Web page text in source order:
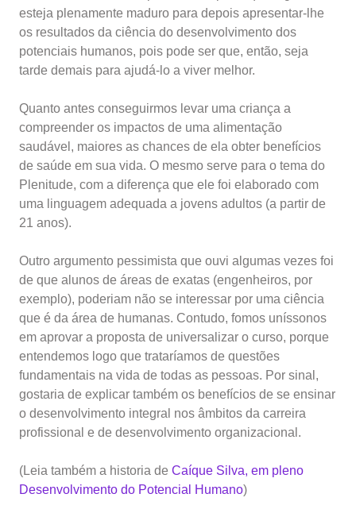
esteja plenamente maduro para depois apresentar-lhe
os resultados da ciência do desenvolvimento dos
potenciais humanos, pois pode ser que, então, seja
tarde demais para ajudá-lo a viver melhor.
Quanto antes conseguirmos levar uma criança a
compreender os impactos de uma alimentação
saudável, maiores as chances de ela obter benefícios
de saúde em sua vida. O mesmo serve para o tema do
Plenitude, com a diferença que ele foi elaborado com
uma linguagem adequada a jovens adultos (a partir de
21 anos).
Outro argumento pessimista que ouvi algumas vezes foi
de que alunos de áreas de exatas (engenheiros, por
exemplo), poderiam não se interessar por uma ciência
que é da área de humanas. Contudo, fomos uníssonos
em aprovar a proposta de universalizar o curso, porque
entendemos logo que trataríamos de questões
fundamentais na vida de todas as pessoas. Por sinal,
gostaria de explicar também os benefícios de se ensinar
o desenvolvimento integral nos âmbitos da carreira
profissional e de desenvolvimento organizacional.
(Leia também a historia de Caíque Silva, em pleno
Desenvolvimento do Potencial
Humano)